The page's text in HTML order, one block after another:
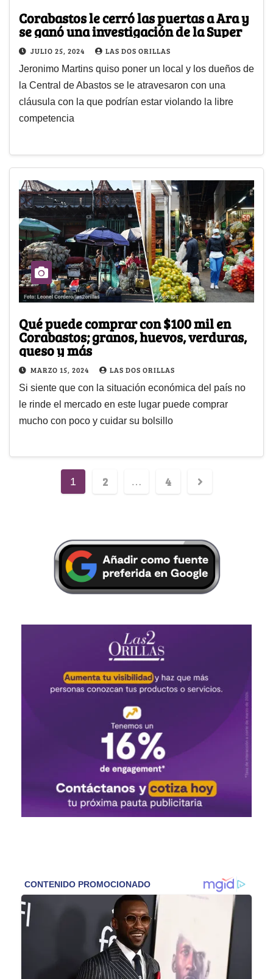
Corabastos le cerró las puertas a Ara y
se ganó una investigación de la Super
JULIO 25, 2024 LAS DOS ORILLAS
Jeronimo Martins quiso poner un local y los dueños de
la Central de Abastos se le atravesaron con una
cláusula con la que podrían estar violando la libre
competencia
Qué puede comprar con $100 mil en
Corabastos; granos, huevos, verduras,
queso y más
MARZO 15, 2024 LAS DOS ORILLAS
Si siente que con la situación económica del país no
le rinde el mercado en este lugar puede comprar
mucho con poco y cuidar su bolsillo
1 2 … 4